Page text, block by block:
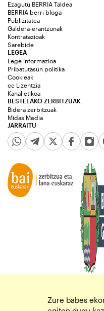
Ezagutu BERRIA Taldea
BERRIA berri bloga
Publizitatea
Galdera-erantzunak
Kontratazioak
Sarebide
JARRAITU
LEGEA
Lege informazioa
Pribatutasun politika
Cookieak
cc Lizentzia
Kanal etikoa
BESTELAKO ZERBITZUAK
Bidera zerbitzuak
Midas Media
Zure babes